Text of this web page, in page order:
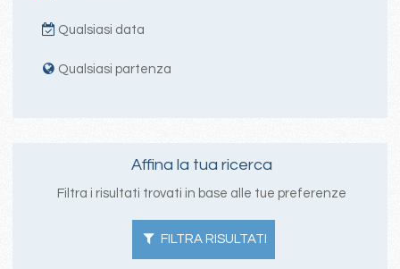
Qualsiasi data
Qualsiasi partenza
Affina la tua ricerca
Filtra i risultati trovati in base alle tue preferenze
FILTRA RISULTATI